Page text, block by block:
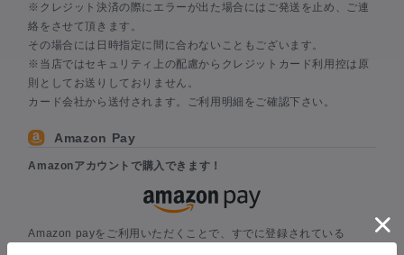
※クレジット決済の際にエラーが出た場合にはご発送を止め、ご連
絡をさせて頂きます。
その場合には日時指定に間に合わないこともございます。
※当店ではセキュリティ上の配慮からクレジットカード利用控は原
則としてお送りしておりません。
カード会社から送付されます。ご利用明細をご確認下さい。
Amazon Pay
Amazonアカウントで購入できます！
Amazon payをご利用いただくことで、すでに登録されている